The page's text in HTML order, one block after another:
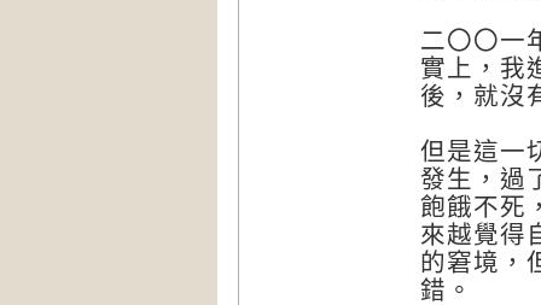
二〇〇一
實上，我
後，就沒
但是這一
發生，過
飽餓不死
來越覺得
的窘境，
錯。